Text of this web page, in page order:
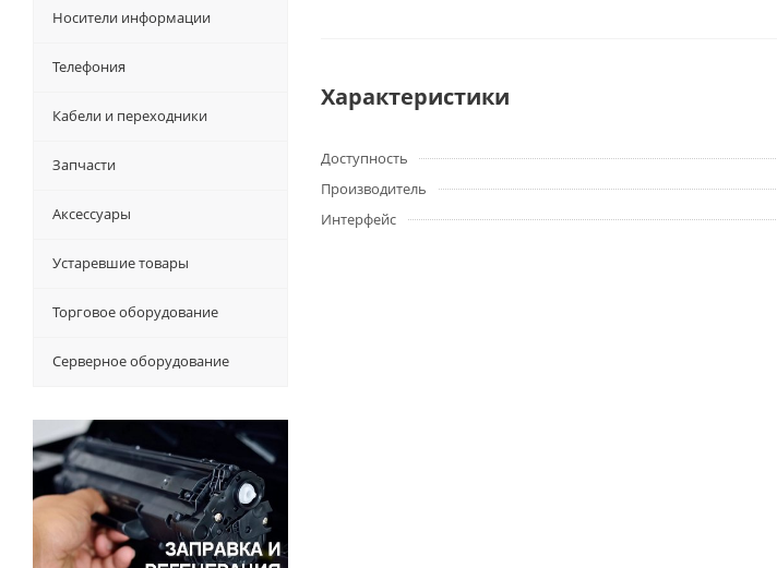
Характеристики
Доступность
Производитель
Интерфейс
Носители информации
Телефония
Кабели и переходники
Запчасти
Аксессуары
Устаревшие товары
Торговое оборудование
Серверное оборудование